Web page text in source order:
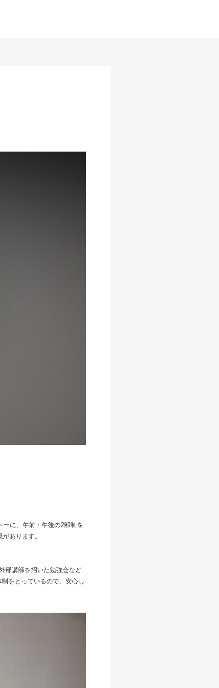
ーに、午前・午後の2部制を
あります。
部講師を招いた勉強会など
をとっているので、安心し